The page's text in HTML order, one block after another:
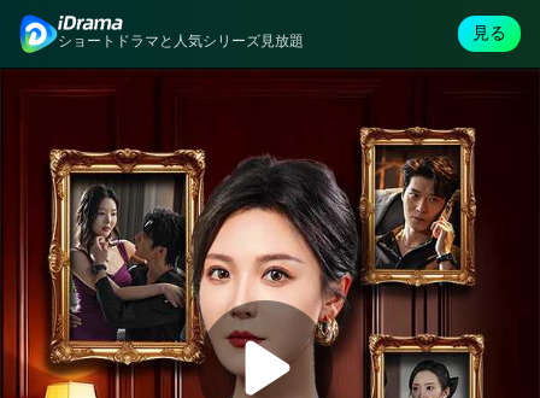
ショートドラマと人気シリーズ見放題 見る